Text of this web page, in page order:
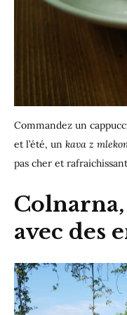
Commandez un
et l’été, un kava z
pas cher et
avec des